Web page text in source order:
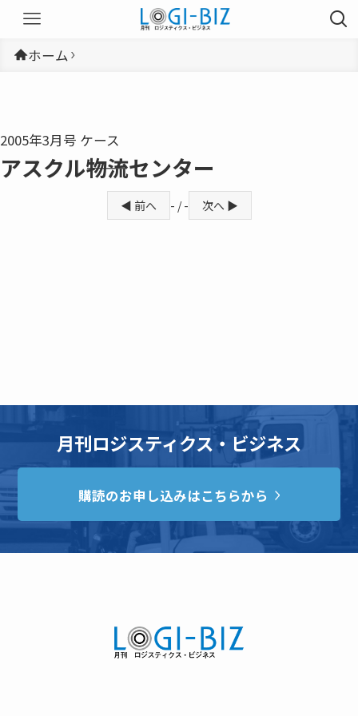
ホーム
2005年3月号 ケース
アスクル――物流センター
◀ 前へ - / - 次へ ▶
月刊ロジスティクス・ビジネス
購読のお申し込みはこちらから